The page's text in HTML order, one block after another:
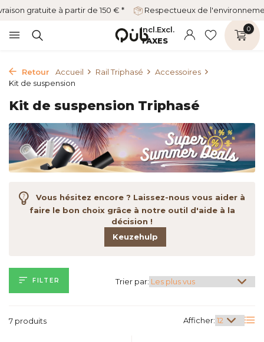
gratuite à partir de 150 € * Respectueux de
Incl.Excl.
TAXES
0
Retour Accueil Rail Triphasé
Accessoires
Kit de suspension
Kit de suspension Triphasé
Vous hésitez encore ? Laissez-nous vous aider à
faire le bon choix grâce à notre outil d'aide à la
décision !
Keuzehulp
FILTER
7 produits Afficher:
Trier par: